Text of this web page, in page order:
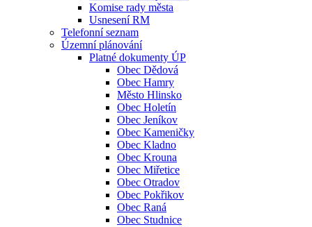
Komise rady města
Usnesení RM
Telefonní seznam
Územní plánování
Platné dokumenty ÚP
Obec Dědová
Obec Hamry
Město Hlinsko
Obec Holetín
Obec Jeníkov
Obec Kameničky
Obec Kladno
Obec Krouna
Obec Miřetice
Obec Otradov
Obec Pokřikov
Obec Raná
Obec Studnice